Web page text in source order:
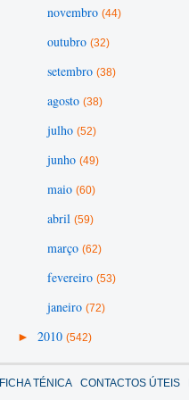
novembro (44)
outubro (32)
setembro (38)
agosto (38)
julho (52)
junho (49)
maio (60)
abril (59)
março (62)
fevereiro (53)
janeiro (72)
► 2010 (542)
FICHA TÉNICA CONTACTOS ÚTEIS